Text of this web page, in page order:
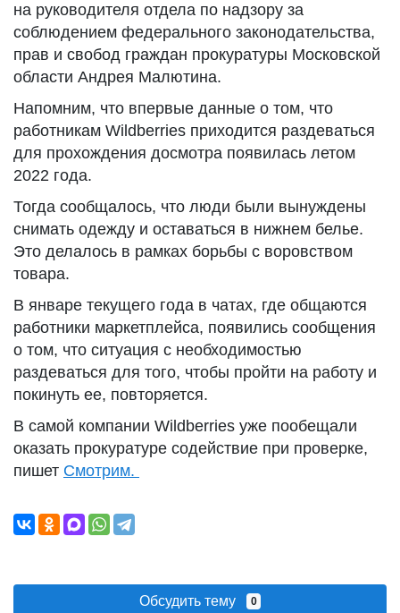
на руководителя отдела по надзору за
соблюдением федерального законодательства,
прав и свобод граждан прокуратуры Московской
области Андрея Малютина.
Напомним, что впервые данные о том, что
работникам Wildberries приходится раздеваться
для прохождения досмотра появилась летом
2022 года.
Тогда сообщалось, что люди были вынуждены
снимать одежду и оставаться в нижнем белье.
Это делалось в рамках борьбы с воровством
товара.
В январе текущего года в чатах, где общаются
работники маркетплейса, появились сообщения
о том, что ситуация с необходимостью
раздеваться для того, чтобы пройти на работу и
покинуть ее, повторяется.
В самой компании Wildberries уже пообещали
оказать прокуратуре содействие при проверке,
пишет Смотрим.
Обсудить тему 0